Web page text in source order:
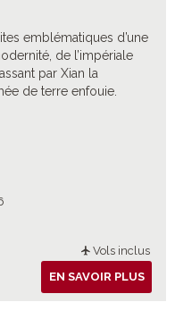
emblématiques d’une
de l’impériale
par Xian la
de terre enfouie.
Vols inclus
EN SAVOIR PLUS